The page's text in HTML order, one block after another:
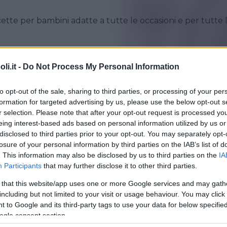
- Do Not Process My Personal Information
opt-out of the sale, sharing to third parties, or processing of your
for targeted advertising by us, please use the below opt-out
selection. Please note that after your opt-out request is processed
interest-based ads based on personal information utilized by us
to third parties prior to your opt-out. You may separately
of your personal information by third parties on the IAB’s list of
This information may also be disclosed by us to third parties on the
Participants that may further disclose it to other third parties.
that this website/app uses one or more Google services and may
but not limited to your visit or usage behaviour. You may
to Google and its third-party tags to use your data for below
consent section.
per bambini adatte a tutte le occasioni e per tutte
dei neonati tanti primi con la pasta, riso o
di pesce di carne o verdure, ma sempre adatto ai
biscotti, i frullati e i cocktail per bambini. Scegli il tipo di
vuoi scegli l’occasione, ci sono anche ricette per feste
tutte rigorosamente per bambini.
• TORTE SALATE/PIZZE/PANE • ESTATE • AUTUNNO •
• INVERNO
senza glutine